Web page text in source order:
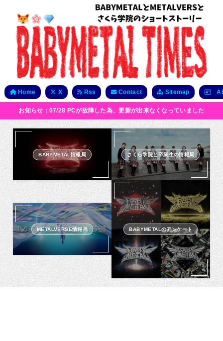
Home X Rss Contact Sitemap
お知らせ：07/28 PCが故障した為、更新が出来なくなっていました
BABYMETAL情報局 さくら学院と卒業生の情報局
METALVERSE情報局 BABYMETALのアンケート